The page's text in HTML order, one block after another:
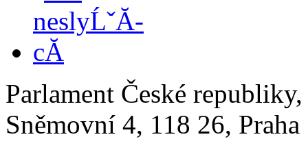
Parlament České
Sněmovní 4, 118 26,